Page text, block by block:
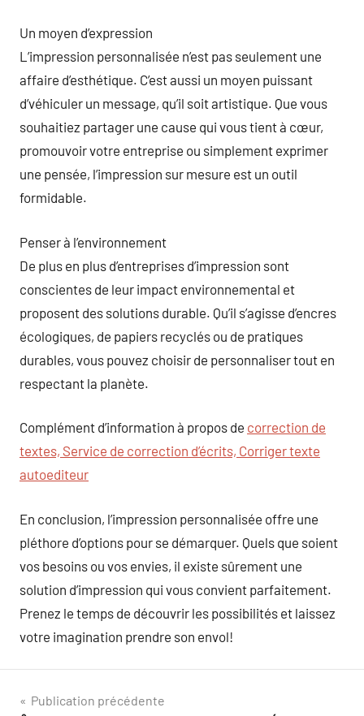
Un moyen d’expression
L’impression personnalisée n’est pas seulement une
affaire d’esthétique. C’est aussi un moyen puissant
d’véhiculer un message, qu’il soit artistique. Que vous
souhaitiez partager une cause qui vous tient à cœur,
promouvoir votre entreprise ou simplement exprimer
une pensée, l’impression sur mesure est un outil
formidable.
Penser à l’environnement
De plus en plus d’entreprises d’impression sont
conscientes de leur impact environnemental et
proposent des solutions durable. Qu’il s’agisse d’encres
écologiques, de papiers recyclés ou de pratiques
durables, vous pouvez choisir de personnaliser tout en
respectant la planète.
Complément d’information à propos de correction de
textes, Service de correction d’écrits, Corriger texte
autoediteur
En conclusion, l’impression personnalisée offre une
pléthore d’options pour se démarquer. Quels que soient
vos besoins ou vos envies, il existe sûrement une
solution d’impression qui vous convient parfaitement.
Prenez le temps de découvrir les possibilités et laissez
votre imagination prendre son envol!
Navigation
Publication précédente